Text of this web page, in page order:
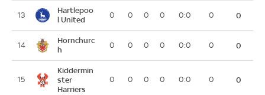
13
Hartlepoo
l United
0 0 0 0 0:0 0 0
14
Hornchurc
h
0 0 0 0 0:0 0 0
15
Kiddermin
ster
Harriers
0 0 0 0 0:0 0 0